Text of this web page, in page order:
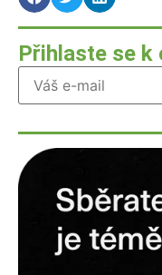
Přihlaste se k